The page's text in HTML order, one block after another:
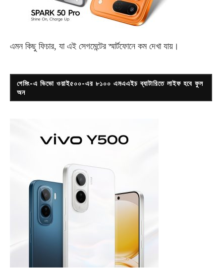
এমন কিছু ফিচার, যা এই সেগমেন্টের স্মার্টফোনে কম দেখা যায়।
গেমিং-এ ভিভো ওয়াই৫০০-এর ৮১০০ এমএএইচ ব্যাটারিতে লাইফ হবে ফুল
অন